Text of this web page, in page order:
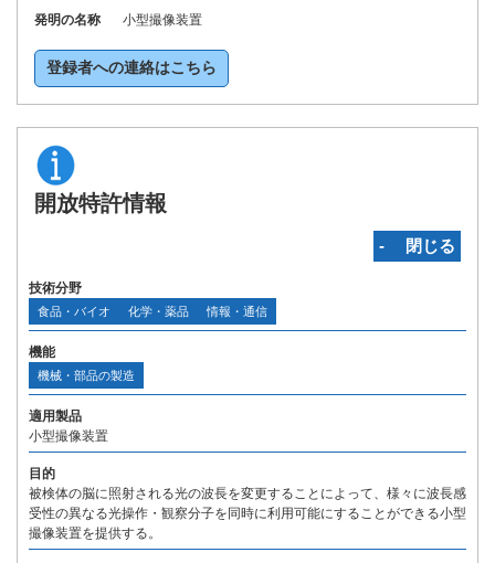
発明の名称
小型撮像装置
登録者への連絡はこちら
開放特許情報
‐ 閉じる
技術分野
食品・バイオ 化学・薬品 情報・通信
機能
機械・部品の製造
適用製品
小型撮像装置
目的
被検体の脳に照射される光の波長を変更することによって、様々に波長感
受性の異なる光操作・観察分子を同時に利用可能にすることができる小型
撮像装置を提供する。